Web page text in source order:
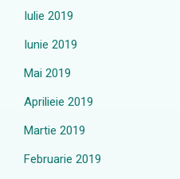
Iulie 2019
Iunie 2019
Mai 2019
Aprilieie 2019
Martie 2019
Februarie 2019